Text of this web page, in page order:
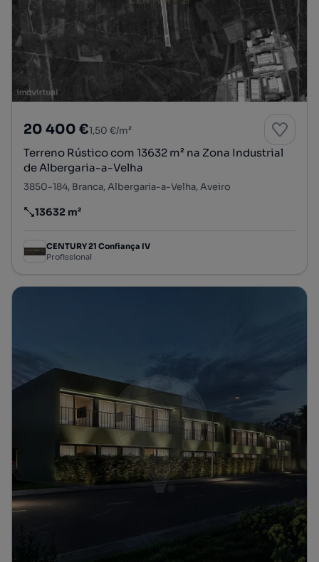
20 400 €1,50 €/m²
Terreno Rústico com 13632 m² na Zona Industrial
de Albergaria-a-Velha
3850-184, Branca, Albergaria-a-Velha, Aveiro
Preço por metro quadrado
13632 m²
CENTURY 21 Confiança IV
Profissional